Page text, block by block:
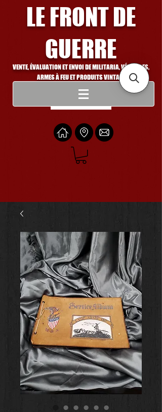
LE FRONT DE
GUERRE
VENTE, ÉVALUATION ET ENVOI DE MILITARIA, VÉHICULES,
ARMES À FEU ET PRODUITS VINTAGE
Se connecter